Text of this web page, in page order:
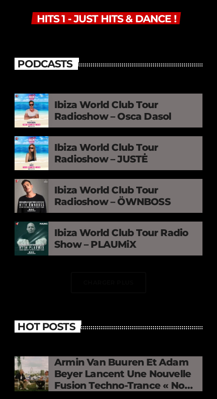
HITS 1 - JUST HITS & DANCE !
PODCASTS
Ibiza World Club Tour
Radioshow – Osca Dasol
Ibiza World Club Tour
Radioshow – JUSTĖ
Ibiza World Club Tour
Radioshow – ÖWNBOSS
Ibiza World Club Tour Radio
Show – PLAUMiX
HOT POSTS
Armin Van Buuren Et Adam
Beyer Lancent Une Nouvelle
Fusion Techno-Trance « No